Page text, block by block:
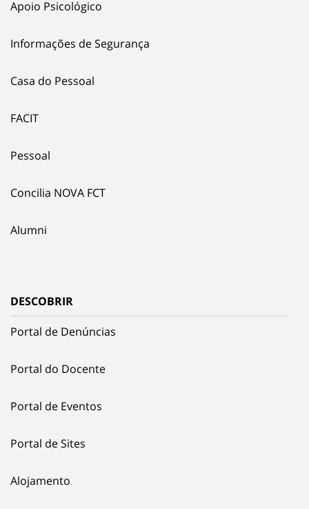
Apoio Psicológico
Informações de Segurança
Casa do Pessoal
FACIT
Pessoal
Concilia NOVA FCT
Alumni
DESCOBRIR
Portal de Denúncias
Portal do Docente
Portal de Eventos
Portal de Sites
Alojamento